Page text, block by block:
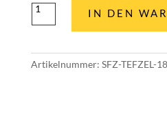
Luftfahrtkabel
Rolle)
IN DEN
Artikelnummer: SFZ-TEFZEL-